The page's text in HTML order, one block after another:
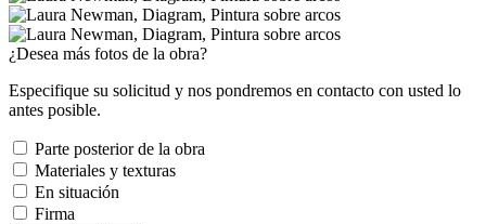
¿Desea más fotos de la obra?
Especifique su solicitud y nos pondremos en contacto con usted lo
antes posible.
Parte posterior de la obra
Materiales y texturas
En situación
Firma